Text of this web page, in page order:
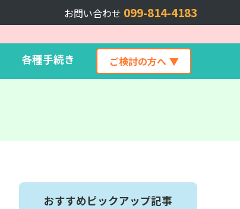
お問い合わせ 099-814-4183
各種手続き ご検討の方へ
おすすめピックアップ記事